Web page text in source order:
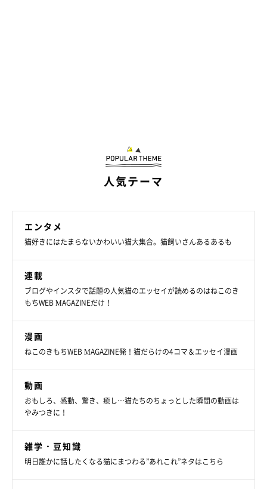
3匹の性格の違いが、見ていて楽しい！
@komehagimochi
甘え下手で不器用だけれど、とても優しい性格だというおこめち
人気テーマ
エンタメ
猫好きにはたまらないかわいい猫大集合。猫飼いさんあるあるも
連載
ブログやインスタで話題の人気猫のエッセイが読めるのはねこのき
もちWEB MAGAZINEだけ！
漫画
ねこのきもちWEB MAGAZINE発！猫だらけの4コマ＆エッセイ漫画
動画
おもしろ、感動、驚き、癒し…猫たちのちょっとした瞬間の動画は
やみつきに！
雑学・豆知識
明日誰かに話したくなる猫にまつわる”あれこれ”ネタはこちら